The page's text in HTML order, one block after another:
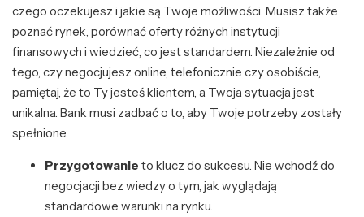
czego oczekujesz i jakie są Twoje możliwości. Musisz także
poznać rynek, porównać oferty różnych instytucji
finansowych i wiedzieć, co jest standardem. Niezależnie od
tego, czy negocjujesz online, telefonicznie czy osobiście,
pamiętaj, że to Ty jesteś klientem, a Twoja sytuacja jest
unikalna. Bank musi zadbać o to, aby Twoje potrzeby zostały
spełnione.
Przygotowanie to klucz do sukcesu. Nie wchodź do
negocjacji bez wiedzy o tym, jak wyglądają
standardowe warunki na rynku.